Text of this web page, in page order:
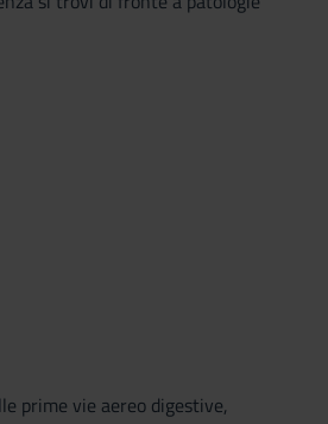
prime vie aereo digestive,